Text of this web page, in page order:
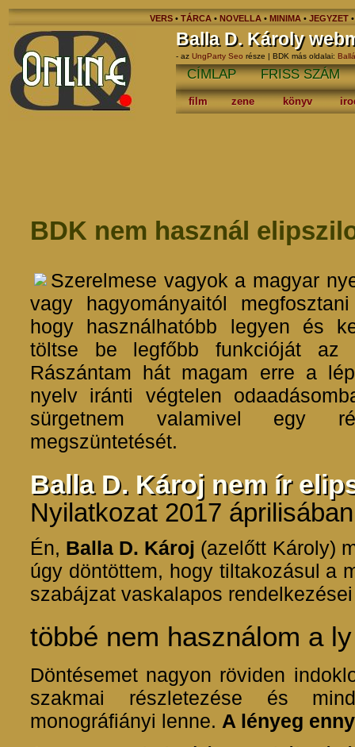
VERS• TÁRCA• NOVELLA• MINIMA • JEGYZET
Balla D. Károly
- az UngParty Seo része | BDK más oldalai:
CÍMLAP FRISS SZÁM
film zene könyv
BDK nem használ
Szerelmese vagyok a magyar
vagy hagyományaitól
hogy használhatóbb legyen és
töltse be legfőbb funkcióját az
Rászántam hát magam erre a
nyelv iránti végtelen
sürgetnem valamivel egy
megszüntetését.
Balla D. Károj nem ír
Nyilatkozat 2017 áprilisában
Én, Balla D. Károj (azelőtt Károly)
úgy döntöttem, hogy tiltakozásul a
szabájzat vaskalapos
többé nem használom a
Döntésemet nagyon röviden
szakmai részletezése és
monográfiányi lenne. A lényeg